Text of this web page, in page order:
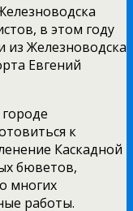
в этом году
из Железноводска
Евгений
к
Каскадной
бюветов,
многих
работы.